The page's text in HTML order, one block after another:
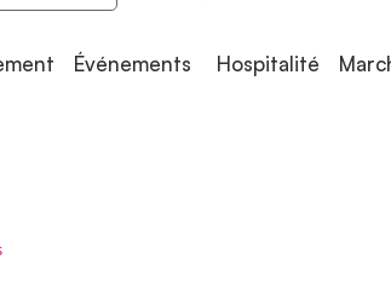
Événements Hospitalité
Hospitalité